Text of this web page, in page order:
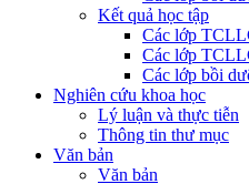
Kết quả học tập
Các lớp
Các lớp
Các lớp bồi
Nghiên cứu khoa học
Lý luận và thực tiễn
Thông tin thư mục
Văn bản
Văn bản